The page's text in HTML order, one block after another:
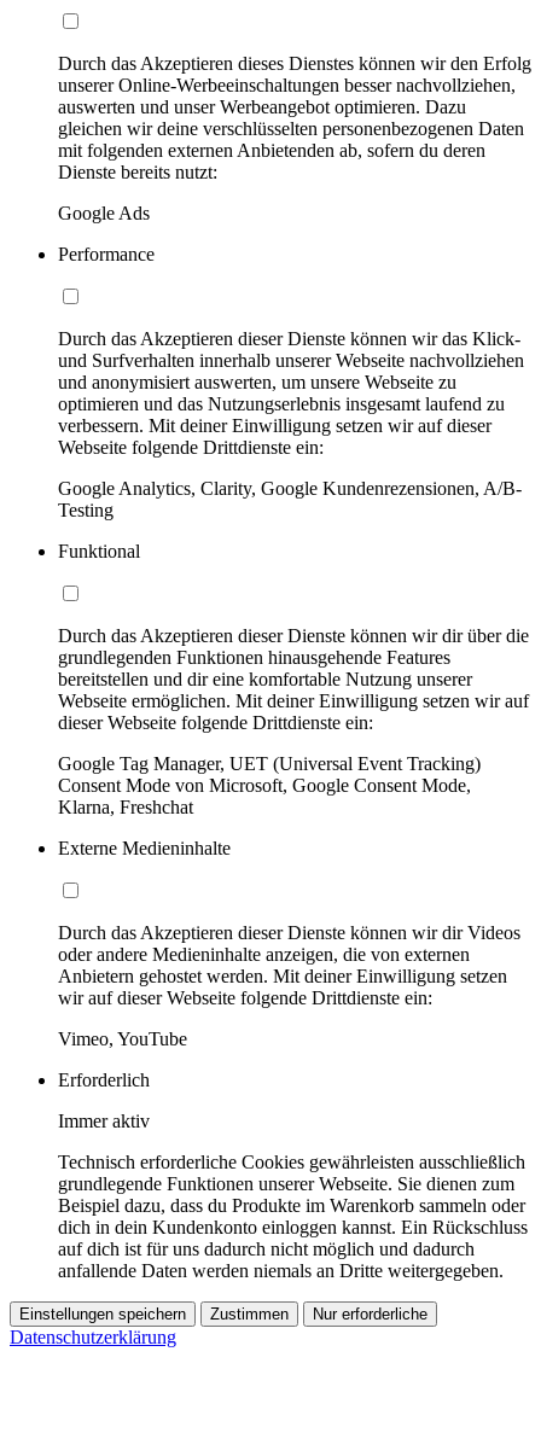
Durch das Akzeptieren dieses Dienstes können wir den Erfolg
unserer Online-Werbeeinschaltungen besser nachvollziehen,
auswerten und unser Werbeangebot optimieren. Dazu
gleichen wir deine verschlüsselten personenbezogenen Daten
mit folgenden externen Anbietenden ab, sofern du deren
Dienste bereits nutzt:
Google Ads
Performance
Durch das Akzeptieren dieser Dienste können wir das Klick-
und Surfverhalten innerhalb unserer Webseite nachvollziehen
und anonymisiert auswerten, um unsere Webseite zu
optimieren und das Nutzungserlebnis insgesamt laufend zu
verbessern. Mit deiner Einwilligung setzen wir auf dieser
Webseite folgende Drittdienste ein:
Google Analytics, Clarity, Google Kundenrezensionen, A/B-
Testing
Funktional
Durch das Akzeptieren dieser Dienste können wir dir über die
grundlegenden Funktionen hinausgehende Features
bereitstellen und dir eine komfortable Nutzung unserer
Webseite ermöglichen. Mit deiner Einwilligung setzen wir auf
dieser Webseite folgende Drittdienste ein:
Google Tag Manager, UET (Universal Event Tracking)
Consent Mode von Microsoft, Google Consent Mode,
Klarna, Freshchat
Externe Medieninhalte
Durch das Akzeptieren dieser Dienste können wir dir Videos
oder andere Medieninhalte anzeigen, die von externen
Anbietern gehostet werden. Mit deiner Einwilligung setzen
wir auf dieser Webseite folgende Drittdienste ein:
Vimeo, YouTube
Erforderlich
Immer aktiv
Technisch erforderliche Cookies gewährleisten ausschließlich
grundlegende Funktionen unserer Webseite. Sie dienen zum
Beispiel dazu, dass du Produkte im Warenkorb sammeln oder
dich in dein Kundenkonto einloggen kannst. Ein Rückschluss
auf dich ist für uns dadurch nicht möglich und dadurch
anfallende Daten werden niemals an Dritte weitergegeben.
Einstellungen speichern Zustimmen Nur erforderliche
Datenschutzerklärung